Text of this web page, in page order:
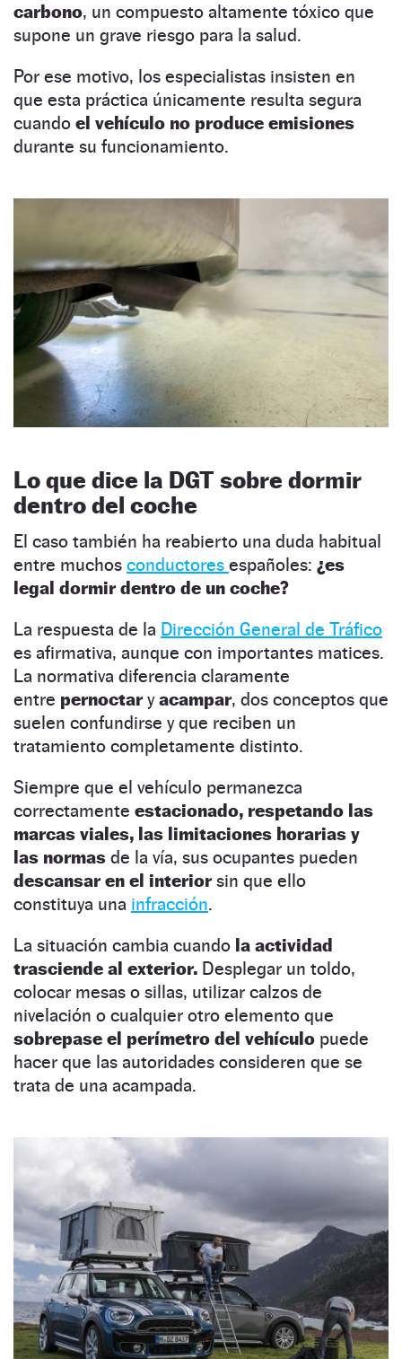
carbono, un compuesto altamente tóxico que
supone un grave riesgo para la salud.
Por ese motivo, los especialistas insisten en
que esta práctica únicamente resulta segura
cuando el vehículo no produce emisiones
durante su funcionamiento.
Lo que dice la DGT sobre dormir
dentro del coche
El caso también ha reabierto una duda habitual
entre muchos conductores españoles: ¿es
legal dormir dentro de un coche?
La respuesta de la Dirección General de Tráfico
es afirmativa, aunque con importantes matices.
La normativa diferencia claramente
entre pernoctaryacampar, dos conceptos que
suelen confundirse y que reciben un
tratamiento completamente distinto.
Siempre que el vehículo permanezca
correctamente estacionado, respetando las
marcas viales, las limitaciones horarias y
las normas de la vía, sus ocupantes pueden
descansar en el interiorsin que ello
constituya una infracción.
La situación cambia cuando la actividad
trasciende al exterior. Desplegar un toldo,
colocar mesas o sillas, utilizar calzos de
nivelación o cualquier otro elemento que
sobrepase el perímetro del vehículo puede
hacer que las autoridades consideren que se
trata de una acampada.